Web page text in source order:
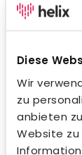
Diese
Wir
zu
anbieten
Website
Pools
Wie
Wie führt